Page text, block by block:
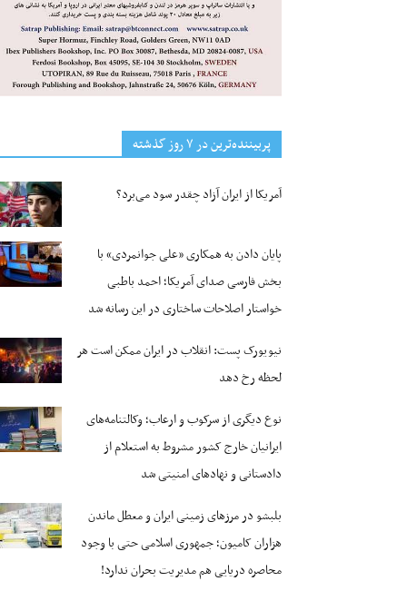
پربیننده‌ترین‌ در ۷ روز گذشته
آمریکا از ایران آزاد چقدر سود می‌برد؟
پایان دادن به همکاری «علی جوانمردی» با
بخش فارسی صدای آمریکا؛ احمد باطبی
خواستار اصلاحات ساختاری در این رسانه شد
نیویورک پست: انقلاب در ایران ممکن است هر
لحظه رخ دهد
نوع دیگری از سرکوب و ارعاب؛ وکالتنامه‌های
ایرانیان خارج کشور مشروط به استعلام از
دادستانی و نهادهای امنیتی شد
بلبشو در مرزهای زمینی ایران و معطل ماندن
هزاران کامیون؛ جمهوری اسلامی حتی با وجود
محاصره دریایی هم مدیریت بحران ندارد!